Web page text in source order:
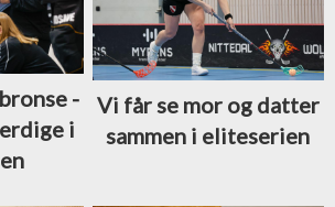
-
i
Vi får se mor og datter
sammen i eliteserien